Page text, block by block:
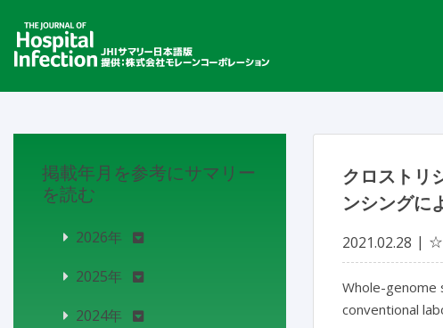
クロスト
ンシングに
2021.02.28 ☆
Whole-genome
conventional
掲載年月を参考にサマリー
を読む
2026年
2025年
2024年